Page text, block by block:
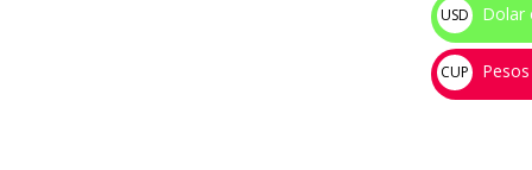
USD
$
Dolar
CUP
💰
Pesos